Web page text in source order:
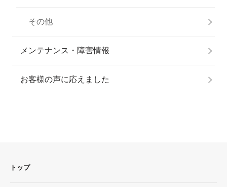
その他
メンテナンス・障害情報
お客様の声に応えました
トップ